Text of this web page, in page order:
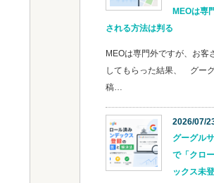
MEOは専
される方法は判る
MEOは専門外ですが、お客
してもらった結果、 グー
稿…
2026/07/
グーグル
で「クロ
ックス未